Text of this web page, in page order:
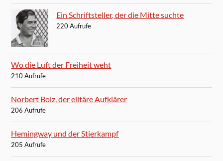
Ein Schriftsteller, der die Mitte suchte
220 Aufrufe
Wo die Luft der Freiheit weht
210 Aufrufe
Norbert Bolz, der elitäre Aufklärer
206 Aufrufe
Hemingway und der Stierkampf
205 Aufrufe